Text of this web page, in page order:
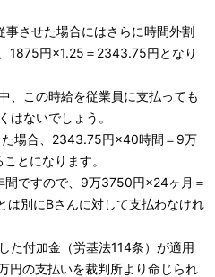
事させた場合にはさらに時間外割
1875円×1.25＝2343.75円となり
、この時給を従業員に支払っても
はないでしょう。
場合、2343.75円×40時間＝9万
とになります。
間ですので、9万3750円×24ヶ月＝
は別にBさんに対して支払わなけれ
た付加金（労基法114条）が適用
円の支払いを裁判所より命じられ